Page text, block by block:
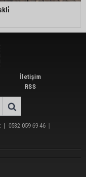
İletişim
RSS
| 0532 059 69 46 |